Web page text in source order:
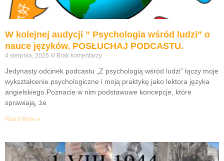
W kolejnej audycji ” Psychologia wśród ludzi” o
nauce języków. POSŁUCHAJ PODCASTU.
4 sierpnia, 2026 Brak komentarzy
Jedynasty odcinek podcastu „Z psychologią wśród ludzi” łączy moje
wykształcenie psychologiczne i moją praktykę jako lektora języka
angielskiego.Poznacie w nim podstawowe koncepcje, które
sprawiają, że
Read More »